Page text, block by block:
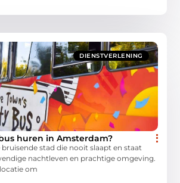
DIENSTVERLENING
huren in Amsterdam?
stad die nooit slaapt en staat
nachtleven en prachtige omgeving.
om